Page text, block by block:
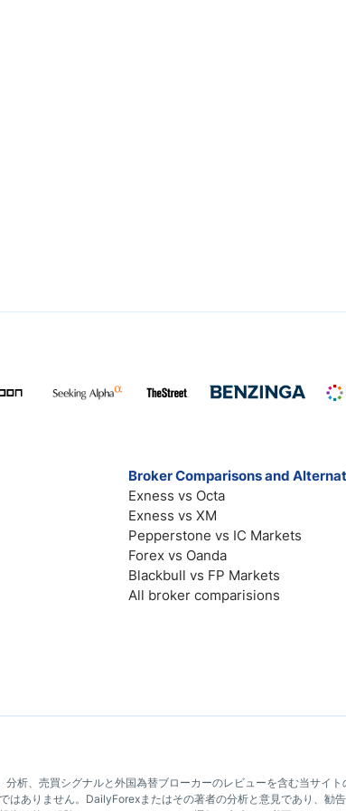
Broker Comparisons and
Exness vs Octa
Exness vs XM
Pepperstone vs IC Markets
Forex vs Oanda
Blackbull vs FP Markets
All broker comparisions
析、売買シグナルと外国為替ブローカーのレビューを含む当サイ
ありません。DailyForexまたはその著者の分析と意見であり、